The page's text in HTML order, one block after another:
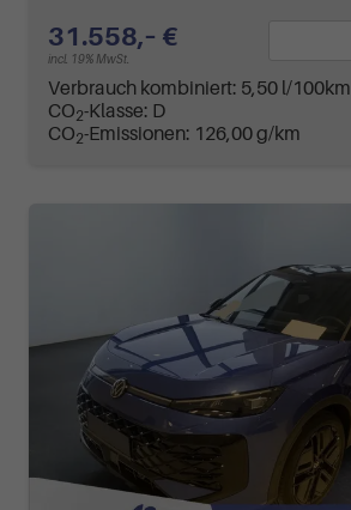
31.558,– €
incl. 19% MwSt.
Verbrauch kombiniert: 5,50 l/100km
CO2-Klasse: D
CO2-Emissionen: 126,00 g/km